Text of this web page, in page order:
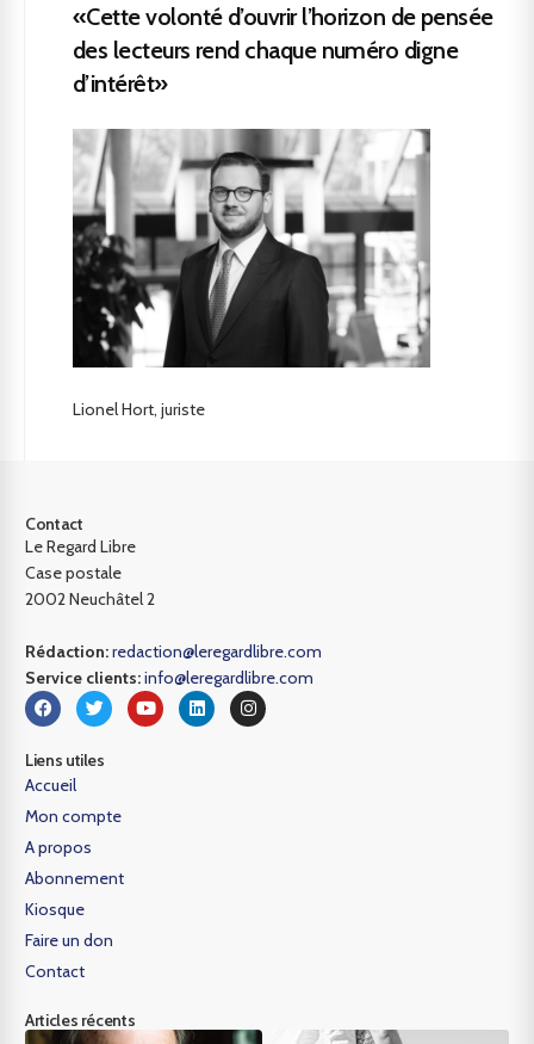
«Cette volonté d’ouvrir l’horizon de pensée
des lecteurs rend chaque numéro digne
d’intérêt»
Lionel Hort, juriste
Contact
Le Regard Libre
Case postale
2002 Neuchâtel 2
Rédaction:redaction@leregardlibre.com
Service clients:info@leregardlibre.com
Liens utiles
Accueil
Mon compte
A propos
Abonnement
Kiosque
Faire un don
Contact
Articles récents